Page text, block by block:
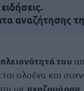
αναζήτησης
του
ολοένα και
ως«χαζομάρα»